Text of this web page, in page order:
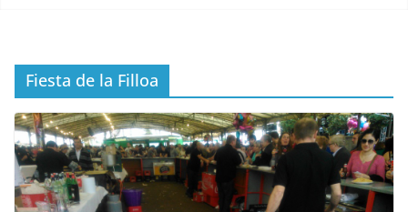
Fiesta de la Filloa